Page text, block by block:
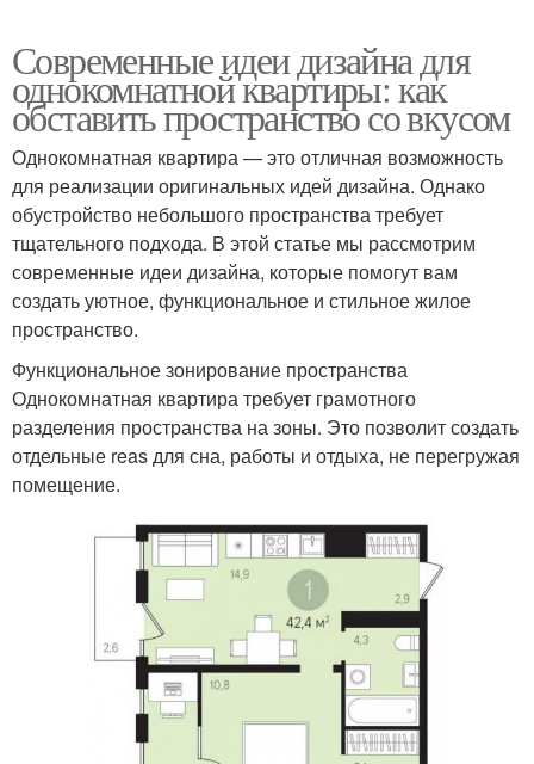
Современные идеи дизайна для
однокомнатной квартиры: как
обставить пространство со вкусом
Однокомнатная квартира — это отличная возможность
для реализации оригинальных идей дизайна. Однако
обустройство небольшого пространства требует
тщательного подхода. В этой статье мы рассмотрим
современные идеи дизайна, которые помогут вам
создать уютное, функциональное и стильное жилое
пространство.
Функциональное зонирование пространства
Однокомнатная квартира требует грамотного
разделения пространства на зоны. Это позволит создать
отдельные reas для сна, работы и отдыха, не перегружая
помещение.